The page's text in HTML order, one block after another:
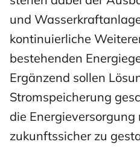
und
kontinuierliche
bestehenden
Ergänzend sollen
Stromspeicherung
die
zukunftssicher zu